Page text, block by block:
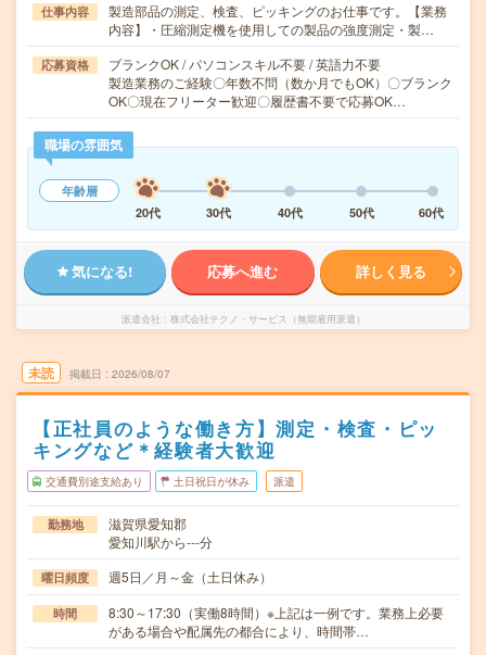
仕事内容
製造部品の測定、検査、ピッキングのお仕事です。【業務
内容】・圧縮測定機を使用しての製品の強度測定・製…
応募資格
ブランクOK / パソコンスキル不要 / 英語力不要
製造業務のご経験〇年数不問（数か月でもOK）〇ブランク
OK〇現在フリーター歓迎〇履歴書不要で応募OK…
職場の雰囲気
年齢層
20代
30代 40代 50代 60代
気になる! 応募へ進む 詳しく見る
派遣会社 株式会社テクノ・サービス（無期雇用派遣）
未読 掲載日 2026/08/07
【正社員のような働き方】測定・検査・ピッ
キングなど＊経験者大歓迎
交通費別途支給あり 土日祝日が休み 派遣
勤務地
滋賀県愛知郡
愛知川駅から---分
曜日頻度 週5日／月～金（土日休み）
時間
8:30～17:30（実働8時間）※上記は一例です。業務上必要
がある場合や配属先の都合により、時間帯…